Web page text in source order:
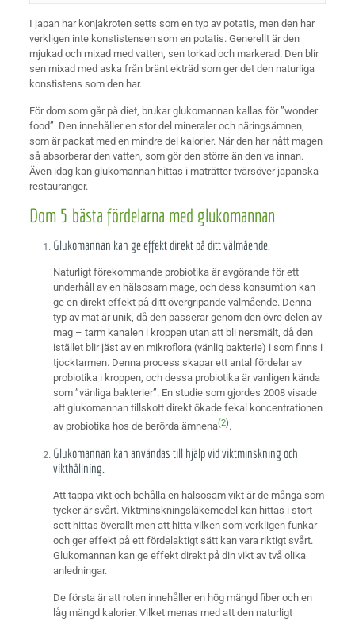
I japan har konjakroten setts som en typ av potatis, men den har
verkligen inte konstistensen som en potatis. Generellt är den
mjukad och mixad med vatten, sen torkad och markerad. Den blir
sen mixad med aska från bränt ekträd som ger det den naturliga
konstistens som den har.
För dom som går på diet, brukar glukomannan kallas för ”wonder
food”. Den innehåller en stor del mineraler och näringsämnen,
som är packat med en mindre del kalorier. När den har nått magen
så absorberar den vatten, som gör den större än den va innan.
Även idag kan glukomannan hittas i maträtter tvärsöver japanska
restauranger.
Dom 5 bästa fördelarna med glukomannan
Glukomannan kan ge effekt direkt på ditt välmående.
Naturligt förekommande probiotika är avgörande för ett
underhåll av en hälsosam mage, och dess konsumtion kan
ge en direkt effekt på ditt övergripande välmående. Denna
typ av mat är unik, då den passerar genom den övre delen av
mag – tarm kanalen i kroppen utan att bli nersmält, då den
istället blir jäst av en mikroflora (vänlig bakterie) i som finns i
tjocktarmen. Denna process skapar ett antal fördelar av
probiotika i kroppen, och dessa probiotika är vanligen kända
som ”vänliga bakterier”. En studie som gjordes 2008 visade
att glukomannan tillskott direkt ökade fekal koncentrationen
av probiotika hos de berörda ämnena(2).
Glukomannan kan användas till hjälp vid viktminskning och
vikthållning.
Att tappa vikt och behålla en hälsosam vikt är de många som
tycker är svårt. Viktminskningsläkemedel kan hittas i stort
sett hittas överallt men att hitta vilken som verkligen funkar
och ger effekt på ett fördelaktigt sätt kan vara riktigt svårt.
Glukomannan kan ge effekt direkt på din vikt av två olika
anledningar.
De första är att roten innehåller en hög mängd fiber och en
låg mängd kalorier. Vilket menas med att den naturligt